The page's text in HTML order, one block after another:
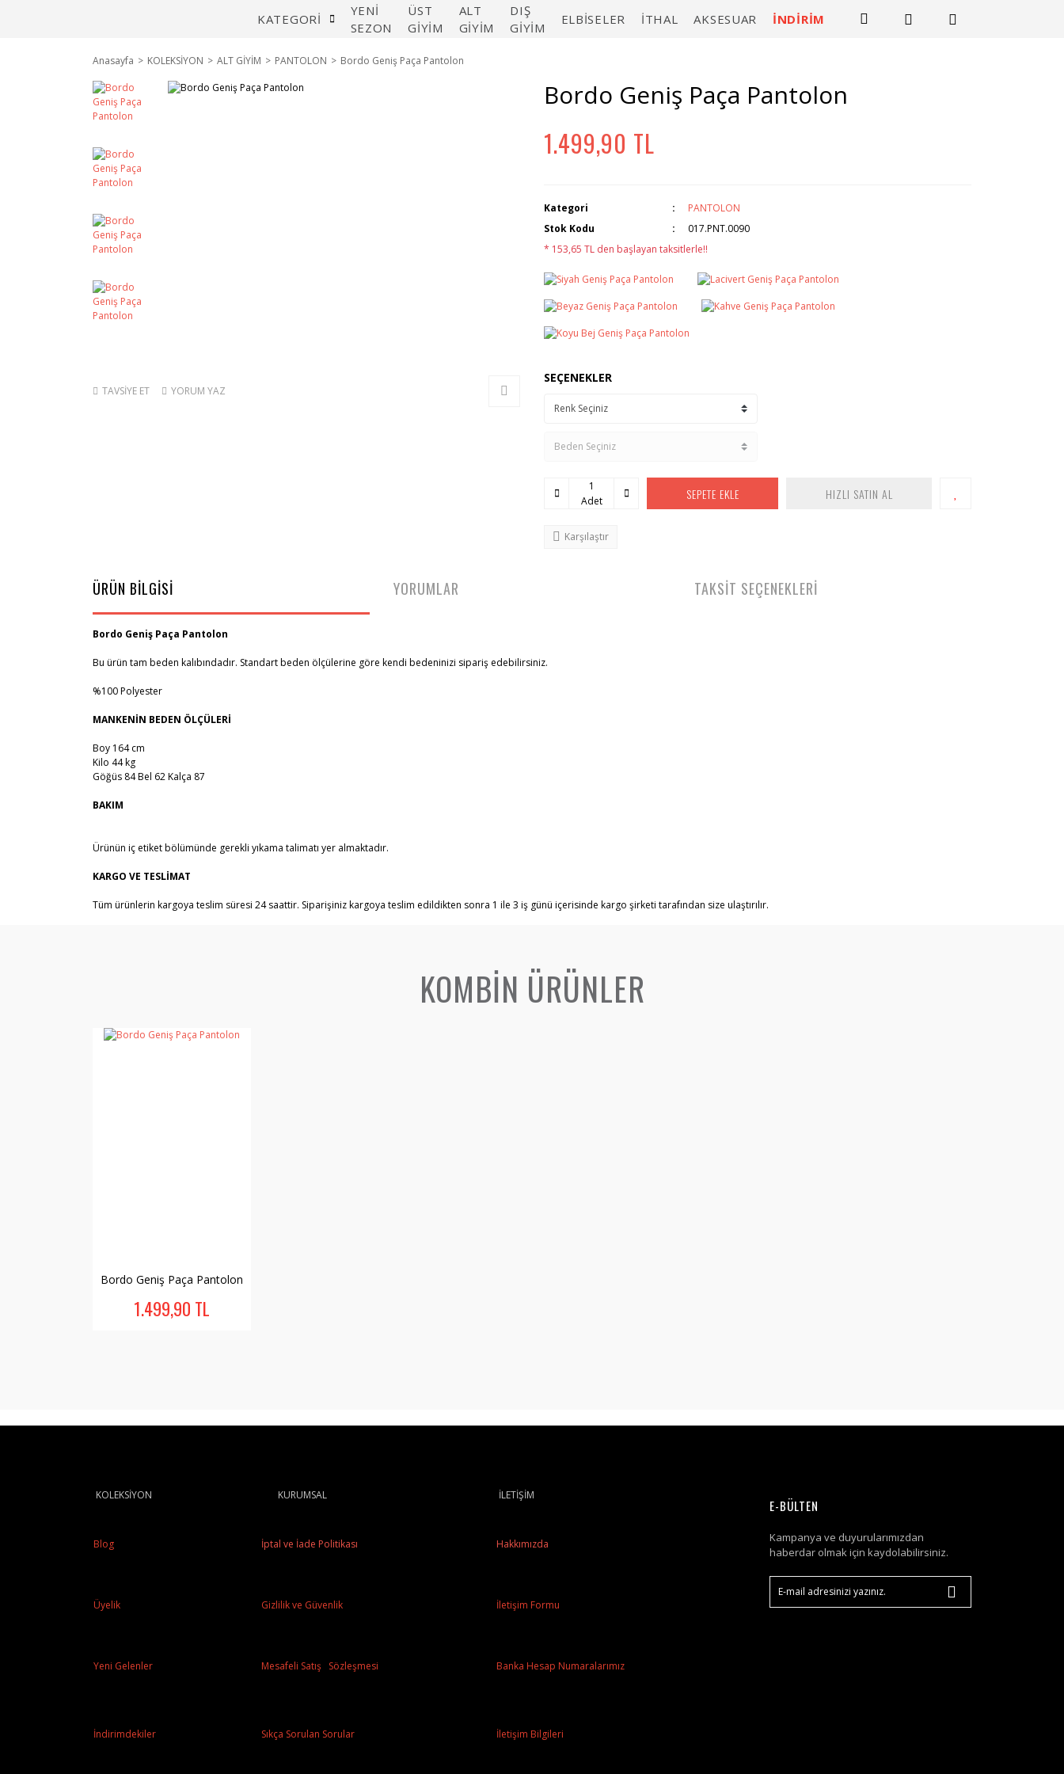
KATEGORİ
YENİ
SEZON
ÜST
GİYİM
ALT
GİYİM
DIŞ
GİYİM
ELBİSELER İTHAL AKSESUAR İNDİRİM
Anasayfa KOLEKSİYON ALT GİYİM PANTOLON Bordo Geniş Paça Pantolon
TAVSİYE ET YORUM YAZ
Bordo Geniş Paça Pantolon
1.499,90 TL
Kategori
PANTOLON
Stok Kodu
017.PNT.0090
* 153,65 TL den başlayan taksitlerle!!
SEÇENEKLER
Adet SEPETE EKLE HIZLI SATIN AL
Karşılaştır
ÜRÜN BİLGİSİ
Bordo Geniş Paça Pantolon
Bu ürün tam beden kalıbındadır. Standart beden ölçülerine göre kendi bedeninizi sipariş edebilirsiniz.
%100 Polyester
MANKENİN BEDEN ÖLÇÜLERİ
Boy 164 cm
Kilo 44 kg
Göğüs 84 Bel 62 Kalça 87
BAKIM
Ürünün iç etiket bölümünde gerekli yıkama talimatı yer almaktadır.
KARGO VE TESLİMAT
Tüm ürünlerin kargoya teslim süresi 24 saattir. Siparişiniz kargoya teslim edildikten sonra 1 ile 3 iş günü içerisinde kargo şirketi tarafından size ulaştırılır.
YORUMLAR TAKSİT SEÇENEKLERİ
KOMBİN ÜRÜNLER
Bordo Geniş Paça Pantolon
1.499,90 TL
KOLEKSİYON KURUMSAL İLETİŞİM
Blog İptal ve İade Politikası Hakkımızda
Üyelik Gizlilik ve Güvenlik İletişim Formu
Yeni Gelenler Mesafeli Satış Sözleşmesi Banka Hesap Numaralarımız
İndirimdekiler Sıkça Sorulan Sorular İletişim Bilgileri
E-BÜLTEN
Kampanya ve duyurularımızdan
haberdar olmak için kaydolabilirsiniz.